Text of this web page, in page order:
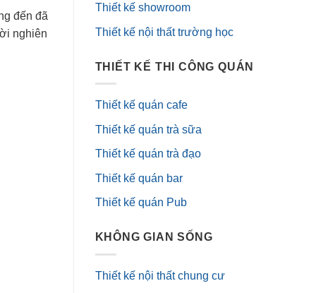
đến đã
nghiên
Thiết kế showroom
Thiết kế nội thất trường học
THIẾT KẾ THI CÔNG QUÁN
Thiết kế quán cafe
Thiết kế quán trà sữa
Thiết kế quán trà đạo
Thiết kế quán bar
Thiết kế quán Pub
KHÔNG GIAN SỐNG
Thiết kế nội thất chung cư